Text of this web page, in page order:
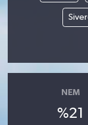
NEM
%21